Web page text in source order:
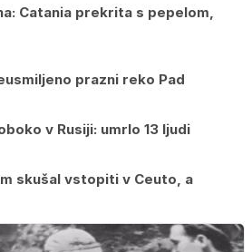
Catania prekrita s pepelom,
prazni reko Pad
v Rusiji: umrlo 13 ljudi
skušal vstopiti v Ceuto, a